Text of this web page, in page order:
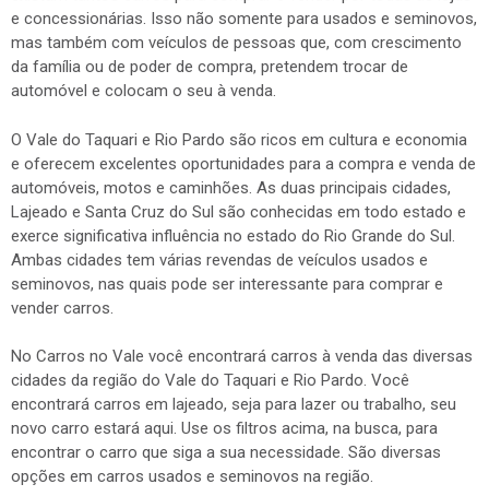
e concessionárias. Isso não somente para usados e seminovos,
mas também com veículos de pessoas que, com crescimento
da família ou de poder de compra, pretendem trocar de
automóvel e colocam o seu à venda.
O Vale do Taquari e Rio Pardo são ricos em cultura e economia
e oferecem excelentes oportunidades para a compra e venda de
automóveis, motos e caminhões. As duas principais cidades,
Lajeado e Santa Cruz do Sul são conhecidas em todo estado e
exerce significativa influência no estado do Rio Grande do Sul.
Ambas cidades tem várias revendas de veículos usados e
seminovos, nas quais pode ser interessante para comprar e
vender carros.
No Carros no Vale você encontrará carros à venda das diversas
cidades da região do Vale do Taquari e Rio Pardo. Você
encontrará carros em lajeado, seja para lazer ou trabalho, seu
novo carro estará aqui. Use os filtros acima, na busca, para
encontrar o carro que siga a sua necessidade. São diversas
opções em carros usados e seminovos na região.